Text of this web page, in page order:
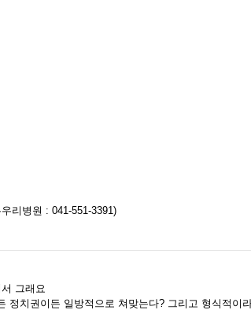
리병원 : 041-551-3391)
그래요
정치권이든 일방적으로 쳐맞는다? 그리고 형식적이